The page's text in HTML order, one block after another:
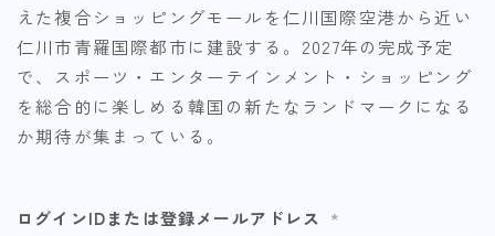
えた複合ショッピングモールを仁川国際空港から近い
仁川市青羅国際都市に建設する。2027年の完成予定
で、スポーツ・エンターテインメント・ショッピング
を総合的に楽しめる韓国の新たなランドマークになる
か期待が集まっている。
ログインIDまたは登録メールアドレス *